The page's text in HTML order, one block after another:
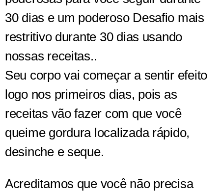
30 dias e um poderoso Desafio mais
restritivo durante 30 dias usando
nossas receitas..
Seu corpo vai começar a sentir efeito
logo nos primeiros dias, pois as
receitas vão fazer com que você
queime gordura localizada rápido,
desinche e seque.
Acreditamos que você não precisa